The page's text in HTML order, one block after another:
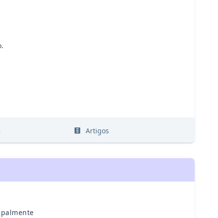
Artigos